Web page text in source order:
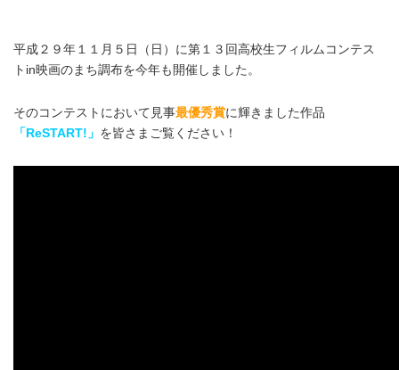
平成２９年１１月５日（日）に第１３回高校生フィルムコンテス
トin映画のまち調布を今年も開催しました。
そのコンテストにおいて見事最優秀賞に輝きました作品
「ReSTART!」 を皆さまご覧ください！